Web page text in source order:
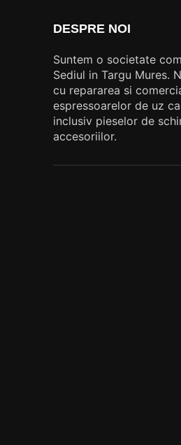
DESPRE NOI
Suntem o societate
Sediul in Targu Mures.
cu repararea si
espressoarelor de uz
inclusiv pieselor de
accesoriilor.